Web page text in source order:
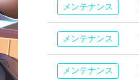
メンテナンス
メンテナンス
メンテナンス